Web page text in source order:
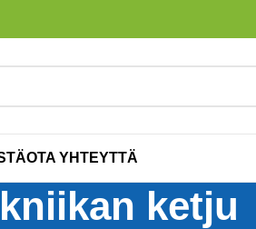
OTA YHTEYTTÄ
ketju